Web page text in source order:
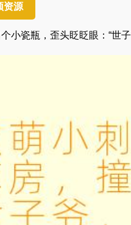
资源
小瓷瓶，歪头眨眨眼：“世